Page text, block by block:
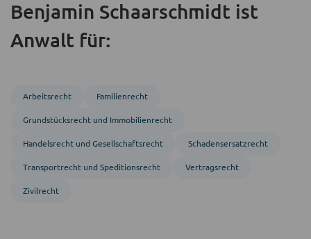
Benjamin Schaarschmidt ist
Anwalt für:
Arbeitsrecht Familienrecht
Grundstücks­recht und Immobilien­recht
Handels­recht und Gesellschafts­recht Schadensersatzrecht
Transport­recht und Speditions­recht Vertragsrecht
Zivil­recht